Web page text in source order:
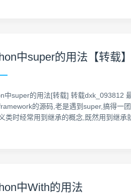
中super的用法【转载】
中super的用法[转载] 转载dxk_093812
的源码,老是遇到super,搞得一
类时经常用到继承的概念,既然用到继承
中With的用法